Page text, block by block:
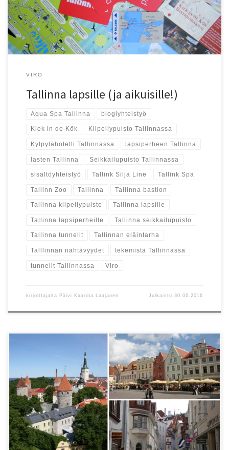
VIRO
Tallinna lapsille (ja aikuisille!)
Aqua Spa Tallinna blogiyhteistyö
Kiek in de Kök Kiipeilypuisto Tallinnassa
Kylpylähotelli Tallinnassa lapsiperheen Tallinna
lasten Tallinna Seikkailupuisto Tallinnassa
sisältöyhteistyö Tallink Silja Line Tallink Spa
Tallinn Zoo Tallinna Tallinna bastion
Tallinna kiipeilypuisto Tallinna lapsille
Tallinna lapsiperheille Tallinna seikkailupuisto
Tallinna tunnelit Tallinnan eläintarha
Talllinnan nähtävyydet tekemistä Tallinnassa
tunnelit Tallinnassa Viro
kirjoittajalta Päivi Kaarina Laajanen Julkaistu30.06.2016
Teemme kesäkuussa koko perheen blogimatkan lahden toiselle
puolelle ja pääsemme testaamaan, mitä kaikkea Tallinna tarjoaa
lapsiperheille.